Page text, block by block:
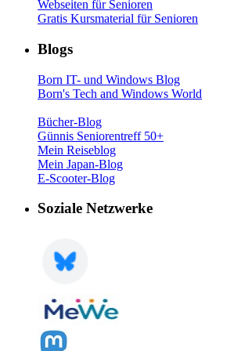
Webseiten für Senioren
Gratis Kursmaterial für Senioren
Blogs
Born IT- und Windows Blog
Born's Tech and Windows World
Bücher-Blog
Günnis Seniorentreff 50+
Mein Reiseblog
Mein Japan-Blog
E-Scooter-Blog
Soziale Netzwerke